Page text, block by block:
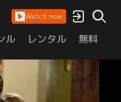
Watch now
ル レンタル 無料